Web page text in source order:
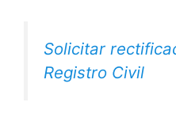
Solicitar
Registro Civil